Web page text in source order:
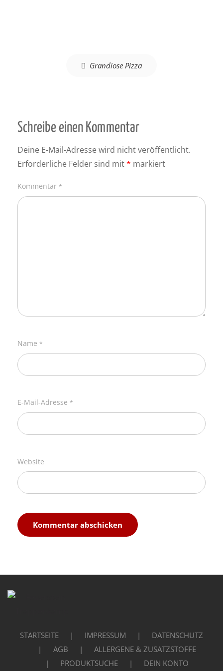
Grandiose Pizza
Schreibe einen Kommentar
Deine E-Mail-Adresse wird nicht veröffentlicht.
Erforderliche Felder sind mit* markiert
Kommentar *
Name *
E-Mail-Adresse *
Website
STARTSEITE IMPRESSUM
DATENSCHUTZ
AGB
ALLERGENE & ZUSATZSTOFFE
PRODUKTSUCHE
DEIN KONTO